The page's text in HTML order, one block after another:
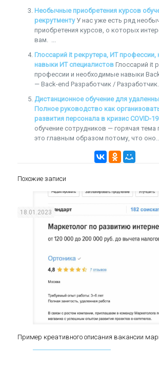
Необычные приобретения курсов
рекрутменту У нас уже есть ряд
приобретения курсов, о которых
вам. ...
Глоссарий it рекрутера, ИТ
навыки ИТ специалистов Глоссарий it
профессии и необходимые навыки
— Back-end Разработчик / Разработчик...
Дистанционное обучение для
Полное руководство как
развития персонала в кризис COVID-19
обучение сотрудников — горячая тема
это главным образом потому, что оно...
Похожие записи
Пример креативного описания
18.01.2023
Пример креативного описания вакансии